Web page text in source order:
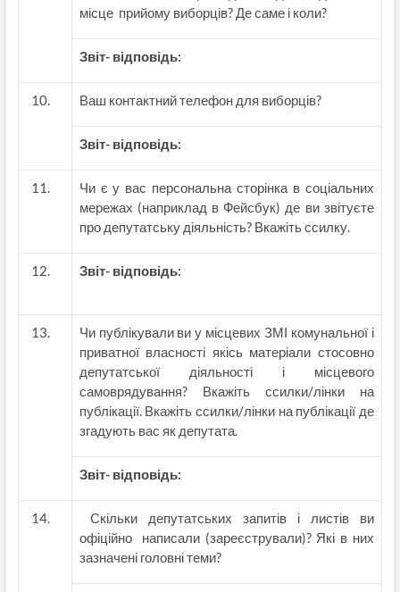
місце прийому виборців? Де саме і коли?
Звіт- відповідь:
Ваш контактний телефон для виборців?
Звіт- відповідь:
Чи є у вас персональна сторінка в соціальних
мережах (наприклад в Фейсбук) де ви звітуєте
про депутатську діяльність? Вкажіть ссилку.
Звіт- відповідь:
Чи публікували ви у місцевих ЗМІ комунальної і
приватної власності якісь матеріали стосовно
депутатської діяльності і місцевого
самоврядування? Вкажіть ссилки/лінки на
публікації. Вкажіть ссилки/лінки на публікації де
згадують вас як депутата.
Звіт- відповідь:
Скільки депутатських запитів і листів ви
офіційно написали (зареєстрували)? Які в них
зазначені головні теми?